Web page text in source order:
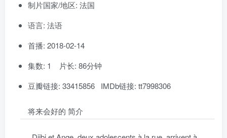
制片国家/地区: 法国
语言: 法语
首播: 2018-02-14
集数: 1 片长: 86分钟
豆瓣链接: 33415856 IMDb链接: tt7998306
将来会好的 简介